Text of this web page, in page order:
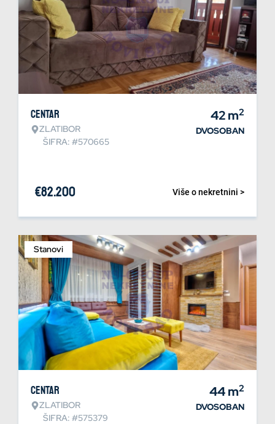
Centar
ZLATIBOR
ŠIFRA: #570665
42m2
DVOSOBAN
Više o nekretnini >
€82.200
Stanovi
Centar
ZLATIBOR
ŠIFRA: #575379
44m2
DVOSOBAN